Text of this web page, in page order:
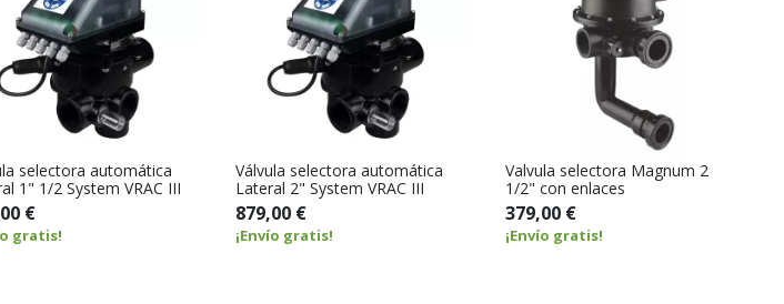
selectora automática
1" 1/2 System VRAC III
€
gratis!
Válvula selectora automática
Lateral 2" System VRAC III
879,00 €
¡Envío gratis!
Valvula selectora Magnum 2
1/2" con enlaces
379,00 €
¡Envío gratis!